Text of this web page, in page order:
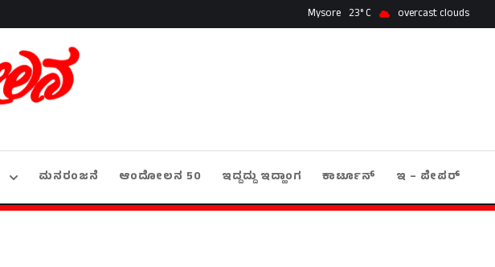
Mysore 23 overcast clouds
ಮನರಂಜನೆ ಆಂದೋಲನ 50 ಇದ್ದದ್ದು ಇದ್ಹಾಂಗ ಕಾರ್ಟೂನ್ ಇ – ಪೇಪರ್